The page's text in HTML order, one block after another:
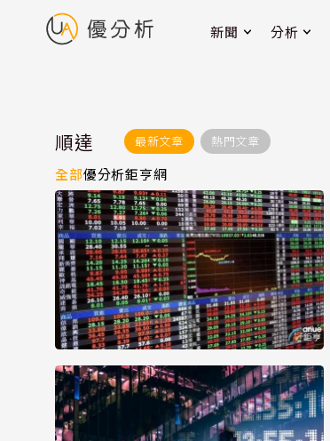
新聞 分析
順達 最新文章 熱門文章
全部優分析鉅亨網